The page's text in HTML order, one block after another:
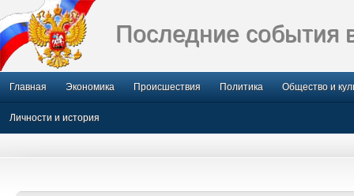
Последние события
Главная Экономика Происшествия Политика Общество и
Личности и история